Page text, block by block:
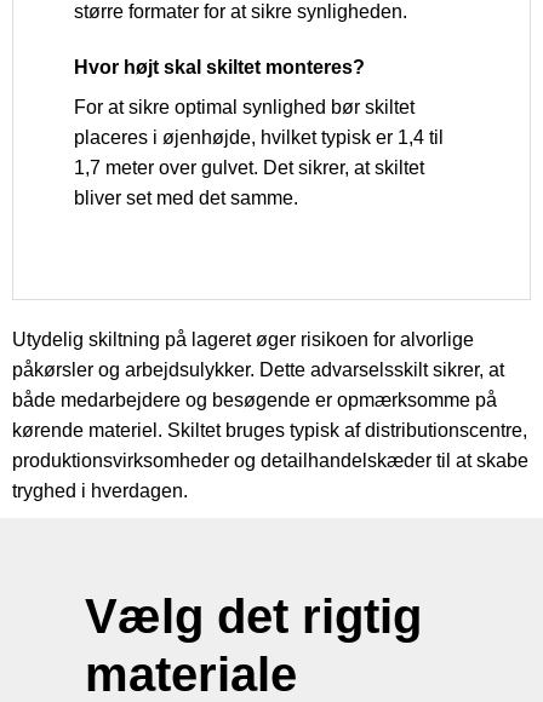
større formater for at sikre synligheden.
Hvor højt skal skiltet monteres?
For at sikre optimal synlighed bør skiltet
placeres i øjenhøjde, hvilket typisk er 1,4 til
1,7 meter over gulvet. Det sikrer, at skiltet
bliver set med det samme.
Utydelig skiltning på lageret øger risikoen for alvorlige
påkørsler og arbejdsulykker. Dette advarselsskilt sikrer, at
både medarbejdere og besøgende er opmærksomme på
kørende materiel. Skiltet bruges typisk af distributionscentre,
produktionsvirksomheder og detailhandelskæder til at skabe
tryghed i hverdagen.
Vælg det rigtig
materiale